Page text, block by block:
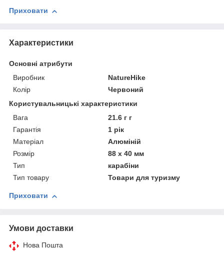
Приховати
Характеристики
Основні атрибути
Виробник
NatureHike
Колір
Червоний
Користувальницькі характеристики
Вага
21.6 г г
Гарантія
1 рік
Матеріал
Алюміній
Розмір
88 x 40 мм
Тип
карабіни
Тип товару
Товари для туризму
Приховати
Умови доставки
Нова Пошта